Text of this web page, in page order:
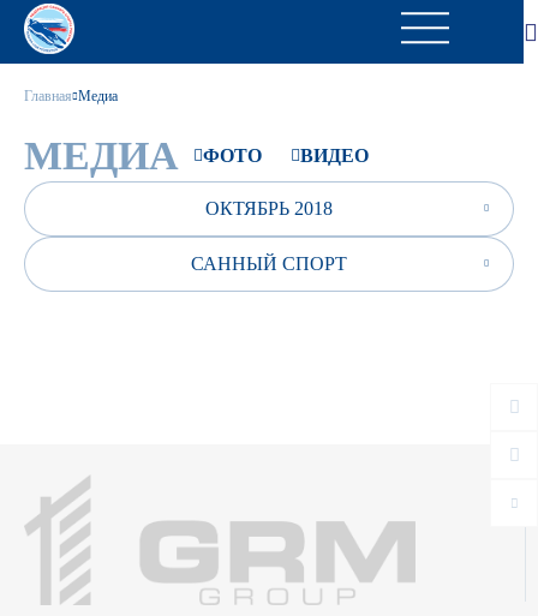
Главная Медиа
МЕДИА ФОТО ВИДЕО
ОКТЯБРЬ 2018
САННЫЙ СПОРТ